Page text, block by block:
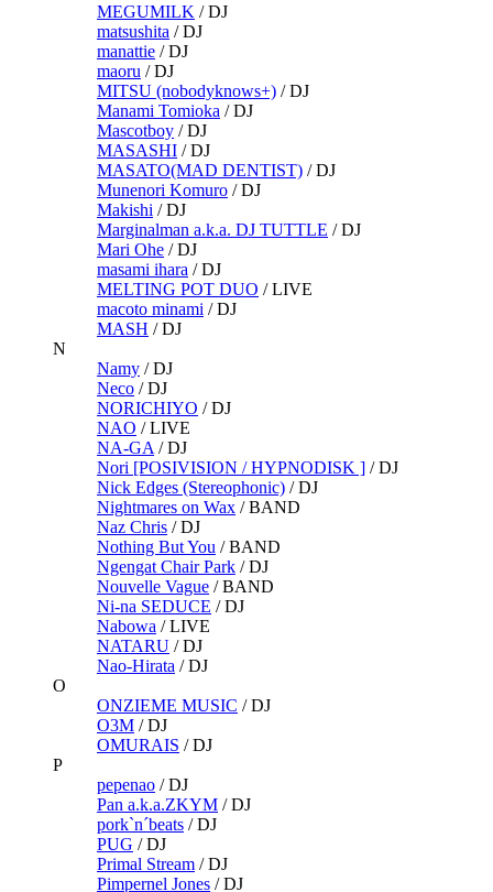
MEGUMILK /DJ
matsushita /DJ
manattie /DJ
maoru /DJ
MITSU (nobodyknows+) /DJ
Manami Tomioka /DJ
Mascotboy /DJ
MASASHI /DJ
MASATO(MAD DENTIST) /DJ
Munenori Komuro /DJ
Makishi /DJ
Marginalman a.k.a. DJ TUTTLE /DJ
Mari Ohe /DJ
masami ihara /DJ
MELTING POT DUO /LIVE
macoto minami /DJ
MASH /DJ
N
Namy /DJ
Neco /DJ
NORICHIYO /DJ
NAO /LIVE
NA-GA /DJ
Nori [POSIVISION / HYPNODISK ] /DJ
Nick Edges (Stereophonic) /DJ
Nightmares on Wax /BAND
Naz Chris /DJ
Nothing But You /BAND
Ngengat Chair Park /DJ
Nouvelle Vague /BAND
Ni-na SEDUCE /DJ
Nabowa /LIVE
NATARU /DJ
Nao-Hirata /DJ
O
ONZIEME MUSIC /DJ
O3M /DJ
OMURAIS /DJ
P
pepenao /DJ
Pan a.k.a.ZKYM /DJ
pork`n´beats /DJ
PUG /DJ
Primal Stream /DJ
Pimpernel Jones /DJ